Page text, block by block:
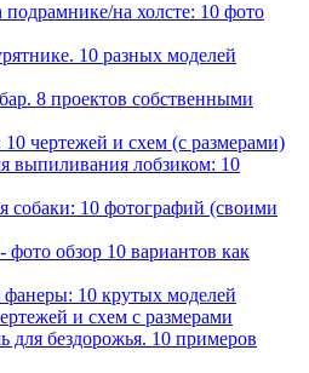
подрамнике/на холсте: 10 фото
10 разных моделей
8 проектов собственными
чертежей и схем (с размерами)
выпиливания лобзиком: 10
собаки: 10 фотографий (своими
обзор 10 вариантов как
фанеры: 10 крутых моделей
и схем с размерами
для бездорожья. 10 примеров